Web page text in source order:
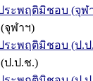
ระพฤติมิชอบ (จุฬ
จุฬาฯ)
ระพฤติมิชอบ (ป.
ป.ป.ช.)